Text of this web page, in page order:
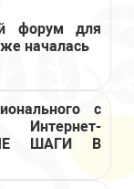
форум для
началась
с
Интернет-
ШАГИ В